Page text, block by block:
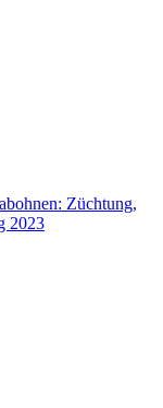
Züchtung,
2023